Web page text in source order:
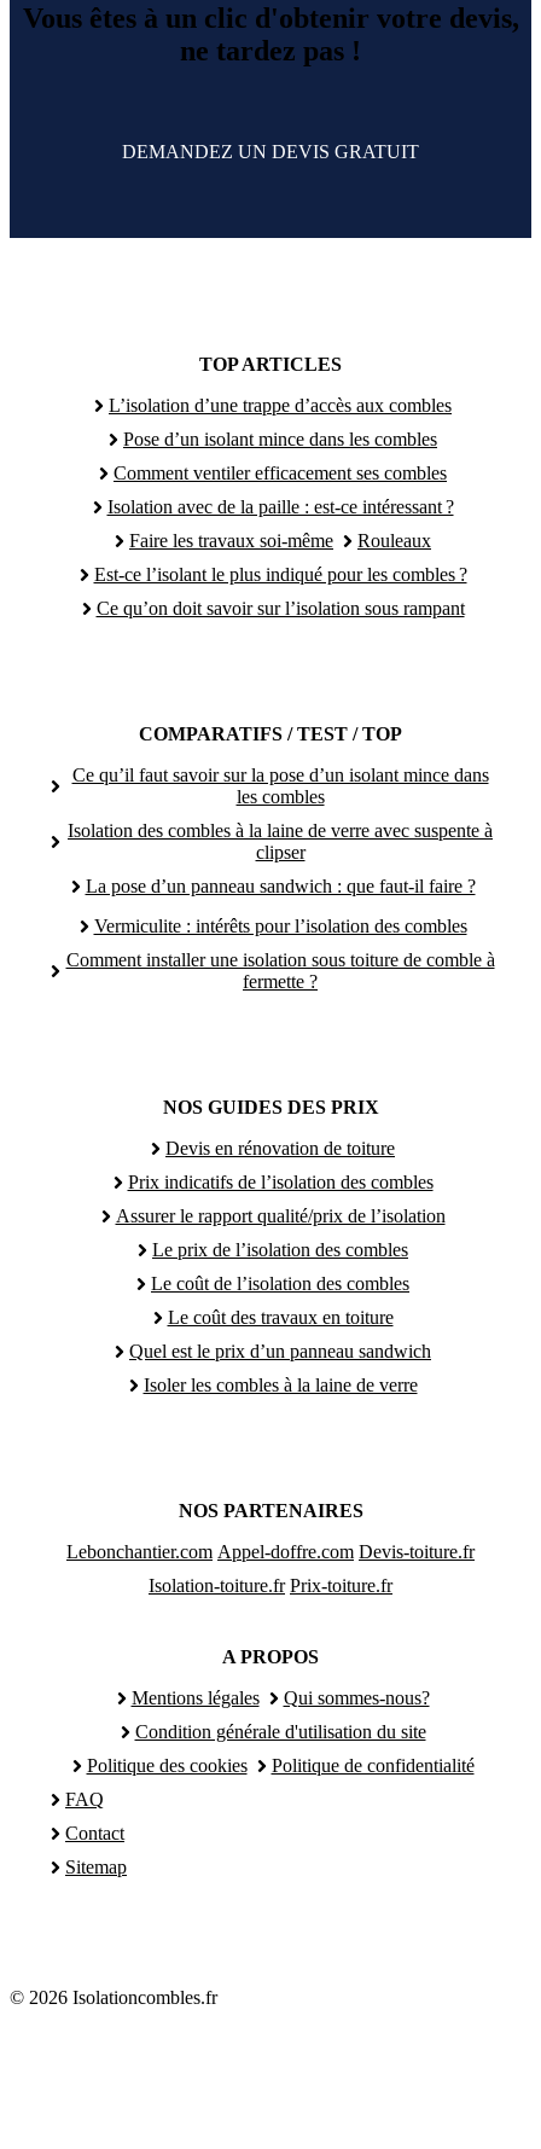
Vous êtes à un clic d'obtenir votre devis,
ne tardez pas !
DEMANDEZ UN DEVIS GRATUIT
TOP ARTICLES
L’isolation d’une trappe d’accès aux combles
Pose d’un isolant mince dans les combles
Comment ventiler efficacement ses combles
Isolation avec de la paille : est-ce intéressant ?
Faire les travaux soi-même
Rouleaux
Est-ce l’isolant le plus indiqué pour les combles ?
Ce qu’on doit savoir sur l’isolation sous rampant
COMPARATIFS / TEST / TOP
Ce qu’il faut savoir sur la pose d’un isolant mince dans
les combles
Isolation des combles à la laine de verre avec suspente à
clipser
La pose d’un panneau sandwich : que faut-il faire ?
Vermiculite : intérêts pour l’isolation des combles
Comment installer une isolation sous toiture de comble à
fermette ?
NOS GUIDES DES PRIX
Devis en rénovation de toiture
Prix indicatifs de l’isolation des combles
Assurer le rapport qualité/prix de l’isolation
Le prix de l’isolation des combles
Le coût de l’isolation des combles
Le coût des travaux en toiture
Quel est le prix d’un panneau sandwich
Isoler les combles à la laine de verre
NOS PARTENAIRES
Lebonchantier.com Appel-doffre.com Devis-toiture.fr
Isolation-toiture.fr Prix-toiture.fr
A PROPOS
Mentions légales
Qui sommes-nous?
Condition générale d'utilisation du site
Politique des cookies
Politique de confidentialité
FAQ
Contact
Sitemap
© 2026 Isolationcombles.fr